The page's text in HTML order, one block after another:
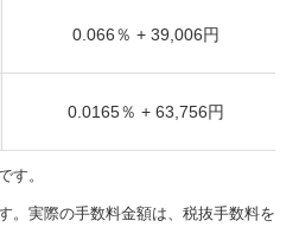
0.066％ + 39,006円
0.0165％ + 63,756円
す。
。実際の手数料金額は、税抜手数料を